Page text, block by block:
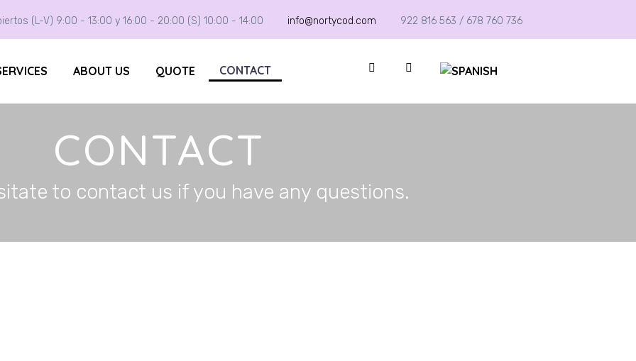
(L-V) 9:00 - 13:00 y 16:00 - 20:00 (S) 10:00 - 14:00 info@nortycod.com 922 816 563 / 678 760 736
ABOUT US QUOTE CONTACT
CONTACT
to contact us if you have any questions.